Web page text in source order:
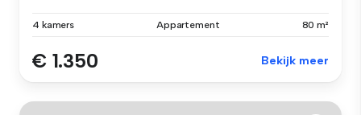
4 kamers Appartement 80 m²
€ 1.350 Bekijk meer